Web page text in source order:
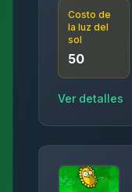
Costo de
la luz del
sol
50
Ver detalles